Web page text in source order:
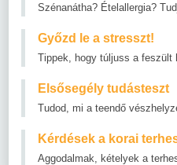
Szénanátha? Ételallergia?
Győzd le a stresszt!
Tippek, hogy túljuss a feszült
Elsősegély tudásteszt
Tudod, mi a teendő
Kérdések a korai
Aggodalmak, kételyek a